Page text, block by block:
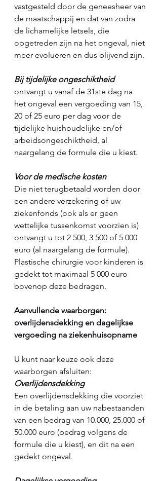
vastgesteld door de geneesheer van
de maatschappij en dat van zodra
de lichamelijke letsels, die
opgetreden zijn na het ongeval, niet
meer evolueren en dus blijvend zijn.
Bij tijdelijke ongeschiktheid
ontvangt u vanaf de 31ste dag na
het ongeval een vergoeding van 15,
20 of 25 euro per dag voor de
tijdelijke huishoudelijke en/of
arbeidsongeschiktheid, al
naargelang de formule die u kiest.
Voor de medische kosten
Die niet terugbetaald worden door
een andere verzekering of uw
ziekenfonds (ook als er geen
wettelijke tussenkomst voorzien is)
ontvangt u tot 2 500, 3 500 of 5 000
euro (al naargelang de formule).
Plastische chirurgie voor kinderen is
gedekt tot maximaal 5 000 euro
bovenop deze bedragen.
Aanvullende waarborgen:
overlijdensdekking en dagelijkse
vergoeding na ziekenhuisopname
U kunt naar keuze ook deze
waarborgen afsluiten:
Overlijdensdekking
Een overlijdensdekking die voorziet
in de betaling aan uw nabestaanden
van een bedrag van 10.000, 25.000 of
50.000 euro (bedrag volgens de
formule die u kiest), en dit na een
gedekt ongeval.